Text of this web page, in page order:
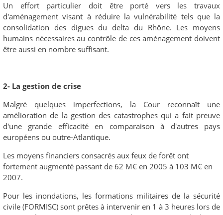
Un effort particulier doit être porté vers les travaux
d'aménagement visant à réduire la vulnérabilité tels que la
consolidation des digues du delta du Rhône. Les moyens
humains nécessaires au contrôle de ces aménagement doivent
être aussi en nombre suffisant.
2- La gestion de crise
Malgré quelques imperfections, la Cour reconnaît une
amélioration de la gestion des catastrophes qui a fait preuve
d'une grande efficacité en comparaison à d'autres pays
européens ou outre-Atlantique.
Les moyens financiers consacrés aux feux de forêt ont
fortement augmenté passant de 62 M€ en 2005 à 103 M€ en
2007.
Pour les inondations, les formations militaires de la sécurité
civile (FORMISC) sont prêtes à intervenir en 1 à 3 heures lors de